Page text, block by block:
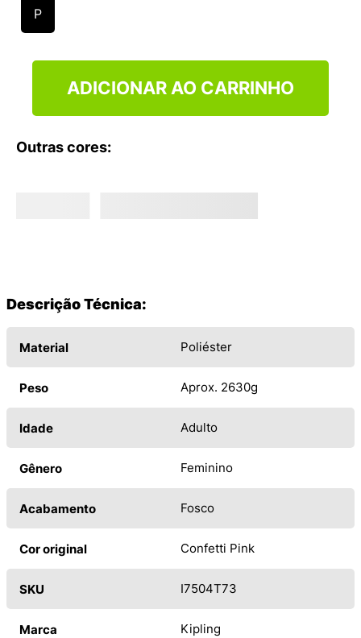
P
ADICIONAR AO CARRINHO
Outras cores:
Descrição Técnica:
Material Poliéster
Peso Aprox. 2630g
Idade Adulto
Gênero Feminino
Acabamento Fosco
Cor original Confetti Pink
SKU I7504T73
Marca Kipling
º
10º NEW BALANCE 204L